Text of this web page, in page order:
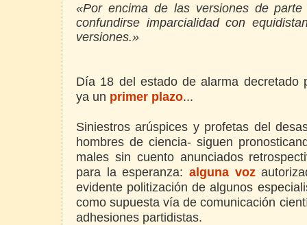
«Por encima de las versiones de
confundirse imparcialidad con
versiones.»
Día 18 del estado de alarma decretado
ya un primer plazo...
Siniestros arúspices y profetas del
hombres de ciencia- siguen
males sin cuento anunciados
para la esperanza: alguna voz
evidente politización de algunos
como supuesta vía de comunicación
adhesiones partidistas.